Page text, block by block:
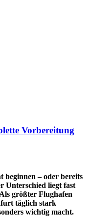
Vorbereitung
– oder bereits
Unterschied liegt fast
größter Flughafen
täglich stark
wichtig macht.